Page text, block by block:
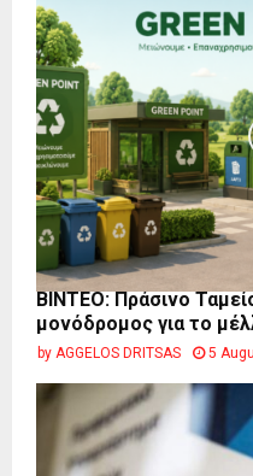
BINTEO: Πράσινο
μονόδρομος για το
by AGGELOS DRITSAS 5